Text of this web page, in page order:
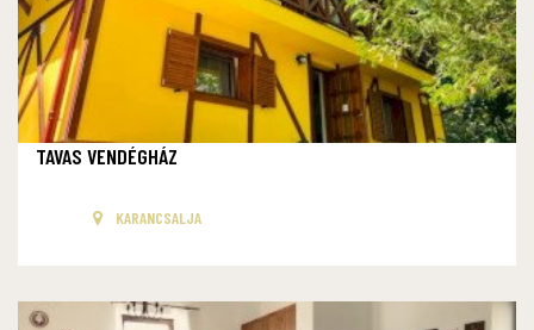
TAVAS VENDÉGHÁZ
KARANCSALJA